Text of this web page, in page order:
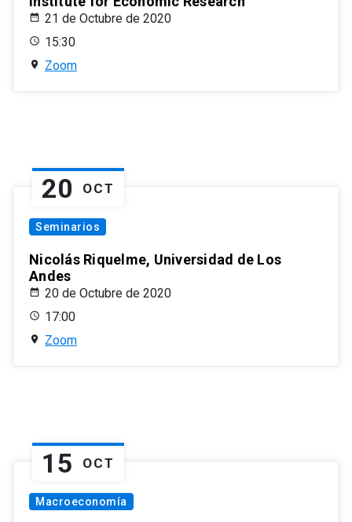
21 de Octubre de 2020
15:30
Zoom
20 OCT
Seminarios
Nicolás Riquelme, Universidad de Los
Andes
20 de Octubre de 2020
17:00
Zoom
15 OCT
Macroeconomía